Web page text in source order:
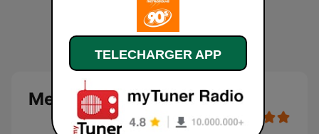
Metropolys 90
TELECHARGER APP